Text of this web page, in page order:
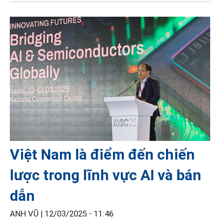
Việt Nam là điểm đến chiến
lược trong lĩnh vực AI và bán
dẫn
ANH VŨ | 12/03/2025 - 11:46